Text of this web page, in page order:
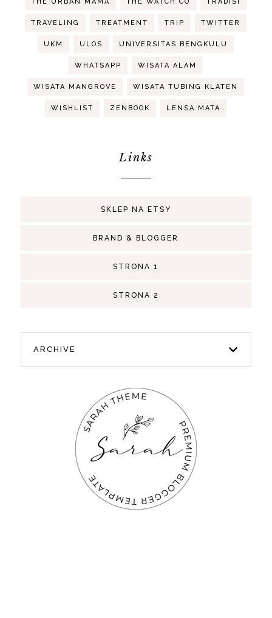
TRAVELING TREATMENT TRIP TWITTER
UKM ULOS UNIVERSITAS BENGKULU
WHATSAPP WISATA ALAM
WISATA MANGROVE WISATA TUBING KLATEN
WISHLIST ZENBOOK LENSA MATA
Links
SKLEP NA ETSY
BRAND & BLOGGER
STRONA 1
STRONA 2
ARCHIVE